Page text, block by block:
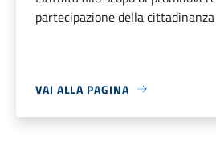
partecipazione della cittadinanza
VAI ALLA PAGINA